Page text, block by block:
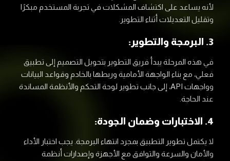
لأنه يساعد على اكتشاف المشكلات في تجربة المستخدم مبكرًا
وتقليل التعديلات أثناء التطوير.
3. البرمجة والتطوير:
في هذه المرحلة يبدأ فريق التطوير بتحويل التصميم إلى تطبيق
فعلي، مع بناء الواجهة الأمامية وربطها بالخادم وقواعد البيانات
وواجهات API، إلى جانب تطوير لوحة التحكم والأنظمة المساندة
عند الحاجة.
4. الاختبارات وضمان الجودة:
لا يكتمل تطوير التطبيق بمجرد انتهاء البرمجة. يجب اختبار الأداء
والأمان والسرعة والتوافق مع الأجهزة وإصدارات أنظمة